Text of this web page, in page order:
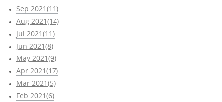
Sep 2021(11)
Aug 2021(14)
Jul 2021(11)
Jun 2021(8)
May 2021(9)
Apr 2021(17)
Mar 2021(5)
Feb 2021(6)